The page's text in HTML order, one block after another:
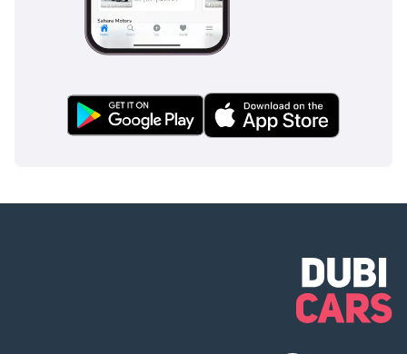
الشركات في دولة الإمارات العربية المتحدة التي تبحث عن حل مستدام
الآفاق المستقبلية والتوسع
وتعزيز تشكيلتها الحالية بالتكنولوجيا المتقدمة. ويتماشى التزام LEVC
المتحدة لتعزيز وجودها ودعم أهداف المدينة الذكية في المنطقة. ويشمل
ذلك العمل مع الحكومات المحلية والشركات لدمج مركباتها في أنظمة
النقل العام والأساطيل التجارية.